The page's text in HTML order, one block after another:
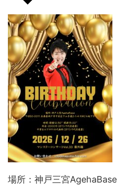
場所：神戸三宮AgehaBase